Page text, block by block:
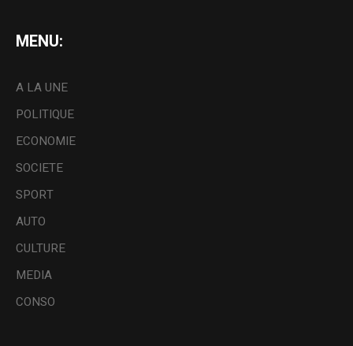
MENU:
A LA UNE
POLITIQUE
ECONOMIE
SOCIETE
SPORT
AUTO
CULTURE
MEDIA
CONSO